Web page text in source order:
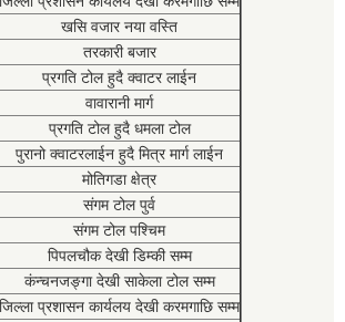
खसि वजार नया वस्ति
तरकारी बजार
प्रगति टोल हुदै क्वाटर लाईन
वावारानी मार्ग
प्रगति टोल हुदै धमला टोल
पुरानो क्वाटरलाईन हुदै मित्र मार्ग लाईन
मोतिगडा क्षेत्र
संगम टोल पुर्व
संगम टोल पश्चिम
पिपलचौक देखी डिम्की सम्म
कंन्चनजङ्गा देखी साकेला टोल सम्म
जिल्ला प्रशासन कार्यलय देखी करमगाछि सम्म